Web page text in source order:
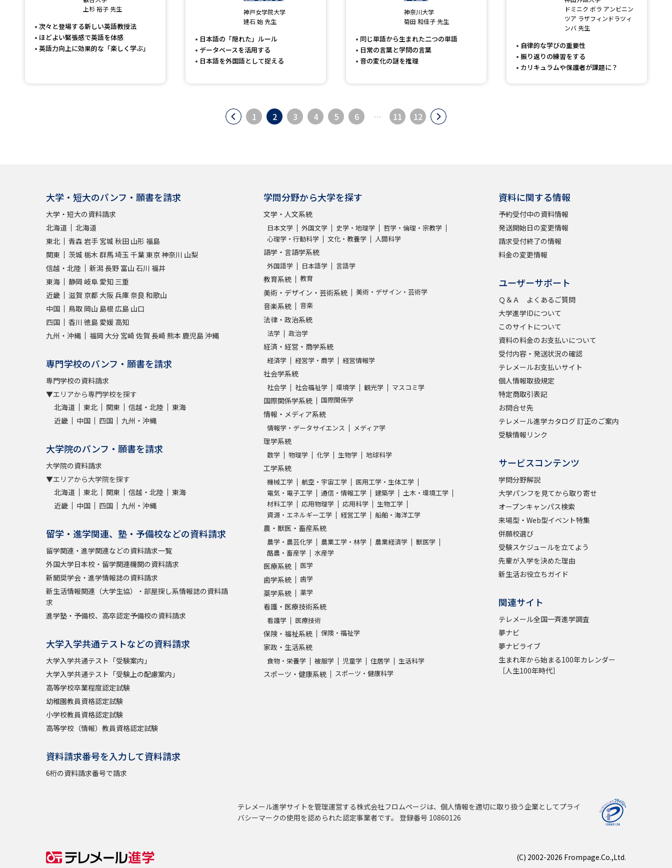
上杉 裕子 先生
次々と登場する新しい英語教授法
ほどよい緊張感で英語を体感
英語力向上に効果的な「楽しく学ぶ」
神戸女学院大学
建石 始 先生
日本語の「隠れた」ルール
データベースを活用する
日本語を外国語として捉える
神奈川大学
菊田 和佳子 先生
同じ単語から生まれた二つの単語
日常の言葉と学問の言葉
音の変化の謎を推理
ドミニク ボラ アンビニン
ツア ラザフィンドラツィ
ンバ 先生
自律的な学びの重要性
振り返りの練習をする
カリキュラムや保護者が課題に？
1 2 3 4 5 6 … 11 12
大学・短大のパンフ・願書を請求
大学・短大の資料請求
北海道
北海道
東北
青森 岩手 宮城 秋田 山形 福島
関東
茨城 栃木 群馬埼玉 千葉東京神奈川 山梨
信越・北陸
新潟長野 富山 石川 福井
東海
静岡 岐阜 愛知 三重
近畿
滋賀 京都 大阪兵庫奈良 和歌山
中国
鳥取 岡山 島根 広島 山口
四国
香川 徳島 愛媛 高知
九州・沖縄
福岡 大分 宮崎 佐賀 長崎 熊本 鹿児島沖縄
専門学校のパンフ・願書を請求
専門学校の資料請求
▼エリアから専門学校を探す
北海道
東北 関東 信越・北陸
東海
近畿
中国 四国 九州・沖縄
大学院のパンフ・願書を請求
大学院の資料請求
▼エリアから大学院を探す
北海道
東北 関東 信越・北陸
東海
近畿
中国 四国 九州・沖縄
留学・進学関連、塾・予備校などの資料請求
留学関連・進学関連などの資料請求一覧
外国大学日本校・留学関連機関の資料請求
新聞奨学会・進学情報誌の資料請求
新生活情報関連（大学生協）・部屋探し系情報誌の資料請
求
進学塾・予備校、高卒認定予備校の資料請求
大学入学共通テストなどの資料請求
大学入学共通テスト「受験案内」
大学入学共通テスト「受験上の配慮案内」
高等学校卒業程度認定試験
幼稚園教員資格認定試験
小学校教員資格認定試験
高等学校（情報）教員資格認定試験
資料請求番号を入力して資料請求
6桁の資料請求番号で請求
学問分野から大学を探す
文学・人文系統
日本文学 外国文学 史学・地理学
哲学・倫理・宗教学
心理学・行動科学
文化・教養学 人間科学
語学・言語学系統
外国語学 日本語学 言語学
教育系統 教育
美術・デザイン・芸術系統 美術・デザイン・芸術学
音楽系統 音楽
法律・政治系統
法学 政治学
経済・経営・商学系統
経済学 経営学・商学 経営情報学
社会学系統
社会学 社会福祉学 環境学 観光学 マスコミ学
国際関係学系統 国際関係学
情報・メディア系統
情報学・データサイエンス メディア学
理学系統
数学 物理学 化学 生物学 地球科学
工学系統
機械工学 航空・宇宙工学
医用工学・生体工学
電気・電子工学
通信・情報工学 建築学
土木・環境工学
材料工学
応用物理学 応用科学
生物工学
資源・エネルギー工学
経営工学 船舶・海洋工学
農・獣医・畜産系統
農学・農芸化学 農業工学・林学 農業経済学
獣医学
酪農・畜産学
水産学
医療系統 医学
歯学系統 歯学
薬学系統 薬学
看護・医療技術系統
看護学 医療技術
保険・福祉系統 保険・福祉学
家政・生活系統
食物・栄養学 被服学 児童学 住居学 生活科学
スポーツ・健康系統 スポーツ・健康科学
資料に関する情報
予約受付中の資料情報
発送開始日の変更情報
請求受付終了の情報
料金の変更情報
ユーザーサポート
Ｑ＆Ａ よくあるご質問
大学進学IDについて
このサイトについて
資料の料金のお支払いについて
受付内容・発送状況の確認
テレメールお支払いサイト
個人情報取扱規定
特定商取引表記
お問合せ先
テレメール進学カタログ 訂正のご案内
受験情報リンク
サービスコンテンツ
学問分野解説
大学パンフを見てから取り寄せ
オープンキャンパス検索
来場型・Web型イベント特集
併願校選び
受験スケジュールを立てよう
先輩が入学を決めた理由
新生活お役立ちガイド
関連サイト
テレメール全国一斉進学調査
夢ナビ
夢ナビライブ
生まれ年から始まる100年カレンダー
［人生100年時代］
テレメール進学サイトを管理運営する株式会社フロムページは、個人情報を適切に取り扱う企業としてプライ
バシーマークの使用を認められた認定事業者です。 登録番号 10860126
(C) 2002-2026 Frompage.Co.,Ltd.